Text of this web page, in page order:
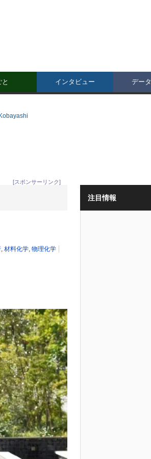
と インタビュー デー
[スポンサーリンク]
, 材料化学, 物理化学
注目情報